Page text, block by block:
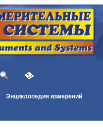
Энциклопедия измерений